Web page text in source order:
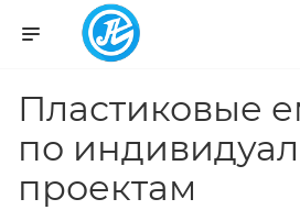
Пластиковые
по
проектам